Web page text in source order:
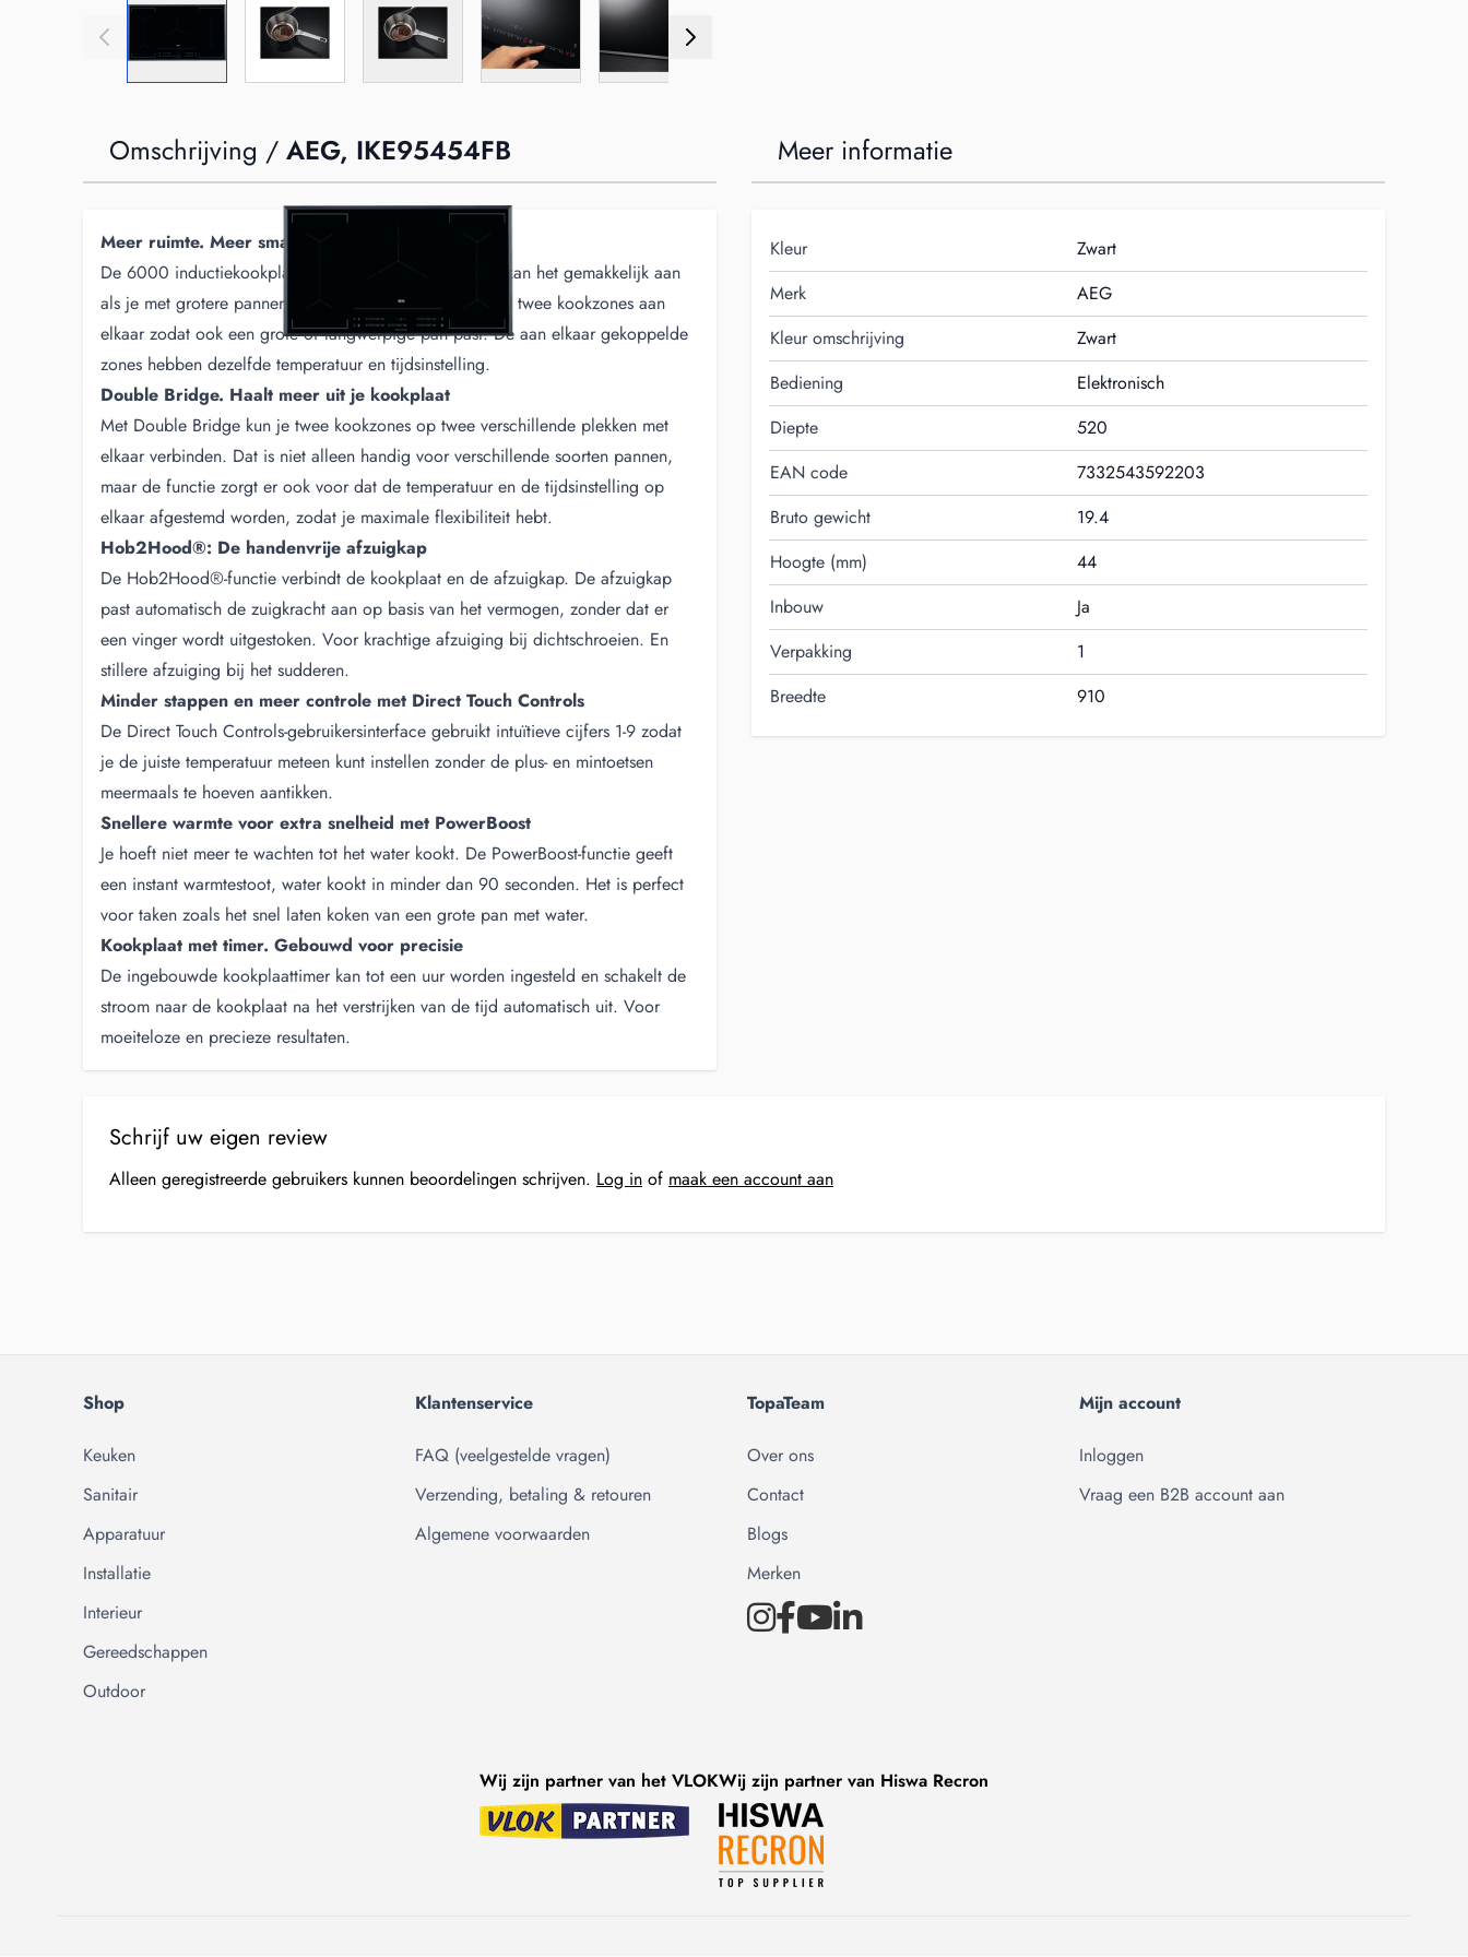
Omschrijving / AEG, IKE95454FB
Meer ruimte. Meer smaak. Onmiddellijk
De 6000 inductiekookplaat met Double Bridge-functie kan het gemakkelijk aan
als je met grotere pannen kookt. De brugfunctie koppelt twee kookzones aan
elkaar zodat ook een grote of langwerpige pan past. De aan elkaar gekoppelde
zones hebben dezelfde temperatuur en tijdsinstelling.
Double Bridge. Haalt meer uit je kookplaat
Met Double Bridge kun je twee kookzones op twee verschillende plekken met
elkaar verbinden. Dat is niet alleen handig voor verschillende soorten pannen,
maar de functie zorgt er ook voor dat de temperatuur en de tijdsinstelling op
elkaar afgestemd worden, zodat je maximale flexibiliteit hebt.
Hob2Hood®: De handenvrije afzuigkap
De Hob2Hood®-functie verbindt de kookplaat en de afzuigkap. De afzuigkap
past automatisch de zuigkracht aan op basis van het vermogen, zonder dat er
een vinger wordt uitgestoken. Voor krachtige afzuiging bij dichtschroeien. En
stillere afzuiging bij het sudderen.
Minder stappen en meer controle met Direct Touch Controls
De Direct Touch Controls-gebruikersinterface gebruikt intuïtieve cijfers 1-9 zodat
je de juiste temperatuur meteen kunt instellen zonder de plus- en mintoetsen
meermaals te hoeven aantikken.
Snellere warmte voor extra snelheid met PowerBoost
Je hoeft niet meer te wachten tot het water kookt. De PowerBoost-functie geeft
een instant warmtestoot, water kookt in minder dan 90 seconden. Het is perfect
voor taken zoals het snel laten koken van een grote pan met water.
Kookplaat met timer. Gebouwd voor precisie
De ingebouwde kookplaattimer kan tot een uur worden ingesteld en schakelt de
stroom naar de kookplaat na het verstrijken van de tijd automatisch uit. Voor
moeiteloze en precieze resultaten.
Meer informatie
Kleur
Zwart
Merk
AEG
Kleur omschrijving
Zwart
Bediening
Elektronisch
Diepte
520
EAN code
7332543592203
Bruto gewicht
19.4
Hoogte (mm)
44
Inbouw
Ja
Verpakking
1
Breedte
910
Schrijf uw eigen review
Alleen geregistreerde gebruikers kunnen beoordelingen schrijven. Log in of maak een account aan
Shop
Keuken
Sanitair
Apparatuur
Installatie
Interieur
Gereedschappen
Outdoor
Klantenservice
FAQ (veelgestelde vragen)
Verzending, betaling & retouren
Algemene voorwaarden
TopaTeam
Over ons
Contact
Blogs
Merken
Mijn account
Inloggen
Vraag een B2B account aan
Wij zijn partner van het VLOKWij zijn partner van Hiswa Recron